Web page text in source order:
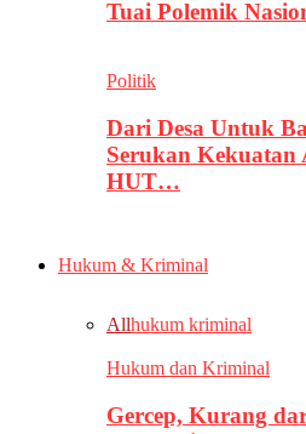
Tuai Polemik
Politik
Dari Desa Untuk
Serukan
HUT…
Hukum & Kriminal
Allhukum kriminal
Hukum dan Kriminal
Gercep, Kurang